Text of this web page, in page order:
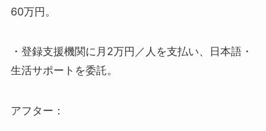
60万円。
・登録支援機関に月2万円／人を支払い、日本語・
生活サポートを委託。
アフター：